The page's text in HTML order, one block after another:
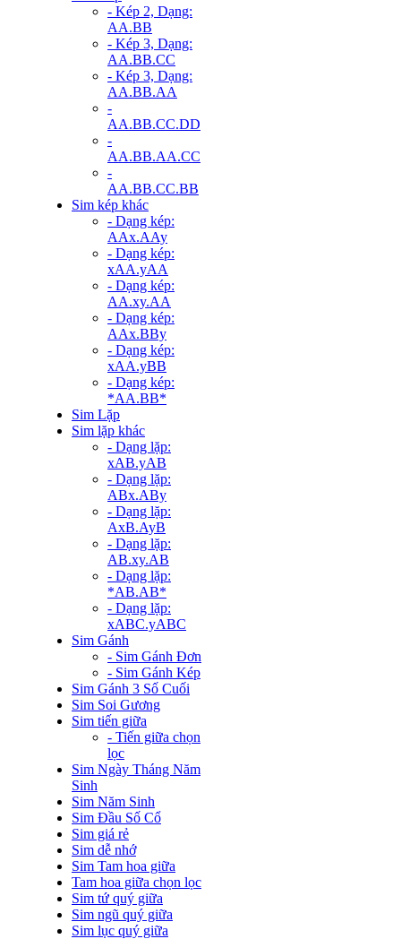
- Kép 2, Dạng:
AA.BB
- Kép 3, Dạng:
AA.BB.CC
- Kép 3, Dạng:
AA.BB.AA
-
AA.BB.CC.DD
-
AA.BB.AA.CC
-
AA.BB.CC.BB
Sim kép khác
- Dạng kép:
AAx.AAy
- Dạng kép:
xAA.yAA
- Dạng kép:
AA.xy.AA
- Dạng kép:
AAx.BBy
- Dạng kép:
xAA.yBB
- Dạng kép:
*AA.BB*
Sim Lặp
Sim lặp khác
- Dạng lặp:
xAB.yAB
- Dạng lặp:
ABx.ABy
- Dạng lặp:
AxB.AyB
- Dạng lặp:
AB.xy.AB
- Dạng lặp:
*AB.AB*
- Dạng lặp:
xABC.yABC
Sim Gánh
- Sim Gánh Đơn
- Sim Gánh Kép
Sim Gánh 3 Số Cuối
Sim Soi Gương
Sim tiến giữa
- Tiến giữa chọn
lọc
Sim Ngày Tháng Năm
Sinh
Sim Năm Sinh
Sim Đầu Số Cổ
Sim giá rẻ
Sim dễ nhớ
Sim Tam hoa giữa
Tam hoa giữa chọn lọc
Sim tứ quý giữa
Sim ngũ quý giữa
Sim lục quý giữa